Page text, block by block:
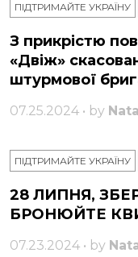
ПІДТРИМАЙТЕ УКРАЇНУ
З прикрістю
«Двіж»
штурмової
07.25.2024 • by
ПІДТРИМАЙТЕ УКРАЇНУ
28 ЛИПНЯ,
БРОНЮЙТЕ
07.23.2024 • by